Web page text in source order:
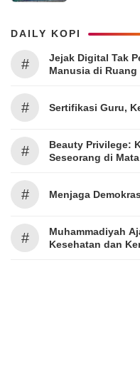
DAILY KOPI
#
Jejak Digital Tak
Manusia di Ruang
# Sertifikasi Guru,
#
Beauty Privilege:
Seseorang di
# Menjaga
#
Muhammadiyah
Kesehatan dan